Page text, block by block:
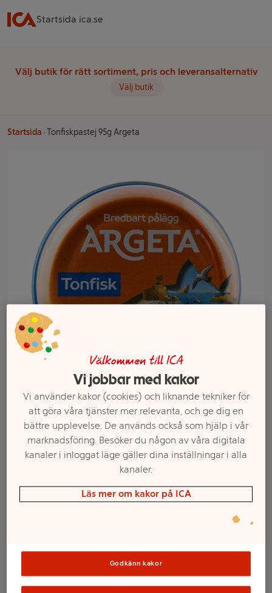
Startsida ica.se
Välj butik för rätt sortiment, pris och leveransalternativ
Välj butik
Startsida Tonfiskpastej 95g Argeta
Tonfiskpastej 95g
Varumärke
Välj butik och handla
Sortimentet kan variera mellan butikerna
Välkommen till ICA
Vi jobbar med kakor
Vi använder kakor (cookies) och liknande tekniker för
att göra våra tjänster mer relevanta, och ge dig en
bättre upplevelse. De används också som hjälp i vår
marknadsföring. Besöker du någon av våra digitala
kanaler i inloggat läge gäller dina inställningar i alla
kanaler.
Läs mer om kakor på ICA
Godkänn kakor